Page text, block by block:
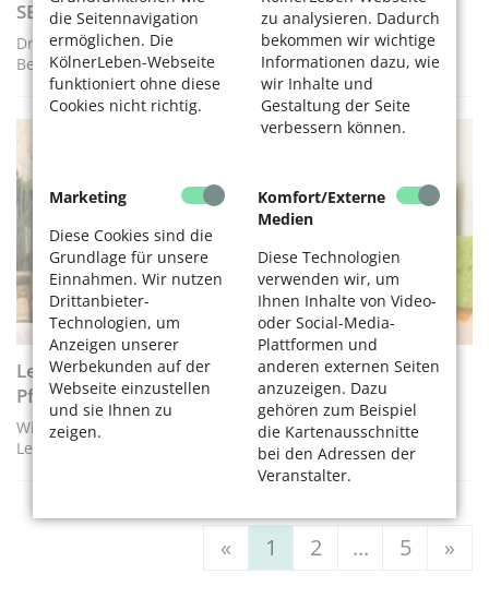
die Seitennavigation
ermöglichen. Die
KölnerLeben-Webseite
funktioniert ohne diese
Cookies nicht richtig.
zu analysieren. Dadurch
bekommen wir wichtige
Informationen dazu, wie
wir Inhalte und
Gestaltung der Seite
verbessern können.
Marketing
Diese Cookies sind die
Grundlage für unsere
Einnahmen. Wir nutzen
Drittanbieter-
Technologien, um
Anzeigen unserer
Werbekunden auf der
Webseite einzustellen
und sie Ihnen zu
zeigen.
Komfort/Externe
Medien
Diese Technologien
verwenden wir, um
Ihnen Inhalte von Video-
oder Social-Media-
Plattformen und
anderen externen Seiten
anzuzeigen. Dazu
gehören zum Beispiel
die Kartenausschnitte
bei den Adressen der
Veranstalter.
SBK mit neuer Leitung
Dr. Amélie Koecke hat die Geschäftsführung der SBK Sozial-
Betriebe-Köln übernommen
Leistungen und Pflegegrade der
Pflegeversicherung
Wie erfolgt die Einstufung in die Pflegegrade? Welche
Leistungen gibt es bei welchem Pflegegrad?
« 1 2 ... 5 »